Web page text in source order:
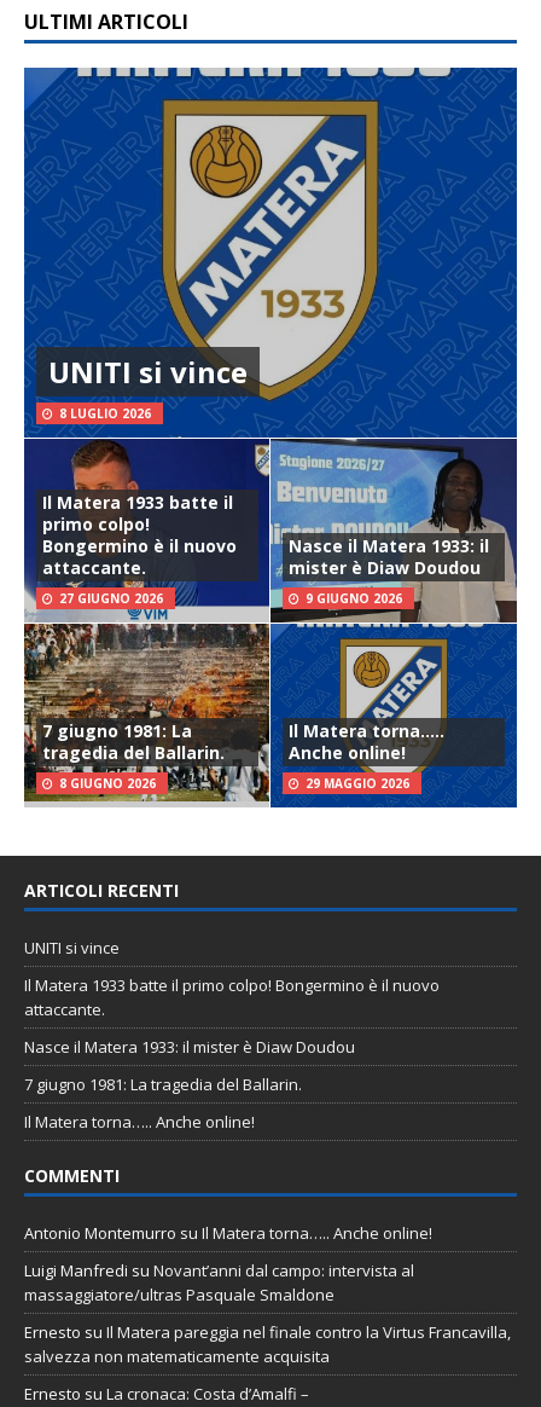
ULTIMI ARTICOLI
UNITI si vince
8 LUGLIO 2026
Il Matera 1933 batte il
primo colpo!
Bongermino è il nuovo
attaccante.
27 GIUGNO 2026
Nasce il Matera 1933: il
mister è Diaw Doudou
9 GIUGNO 2026
7 giugno 1981: La
tragedia del Ballarin.
8 GIUGNO 2026
Il Matera torna…..
Anche online!
29 MAGGIO 2026
ARTICOLI RECENTI
UNITI si vince
Il Matera 1933 batte il primo colpo! Bongermino è il nuovo
attaccante.
Nasce il Matera 1933: il mister è Diaw Doudou
7 giugno 1981: La tragedia del Ballarin.
Il Matera torna….. Anche online!
COMMENTI
Antonio Montemurro su Il Matera torna….. Anche online!
Luigi Manfredi su Novant’anni dal campo: intervista al
massaggiatore/ultras Pasquale Smaldone
Ernesto su Il Matera pareggia nel finale contro la Virtus Francavilla,
salvezza non matematicamente acquisita
Ernesto su La cronaca: Costa d’Amalfi –